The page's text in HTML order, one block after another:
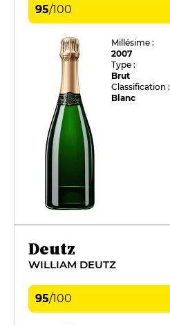
95/100
Millésime :
2007
Type :
Brut
Classification :
Blanc
Deutz
WILLIAM DEUTZ
95/100